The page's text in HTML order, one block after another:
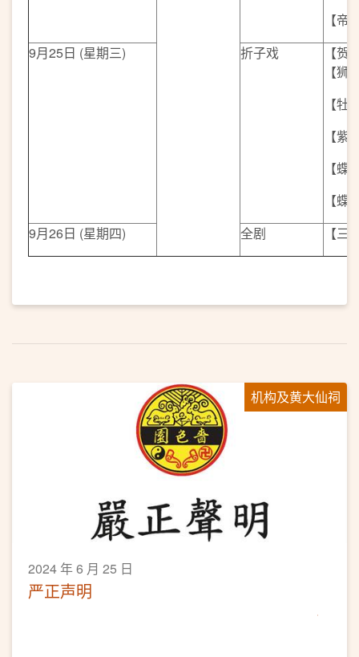
【帝
9月25日 (星期三)
折子戏
【贺
【狮
【牡
【紫
【
【
9月26日 (星期四)
全剧 【三
机构及黄大仙祠
2024 年 6 月 25 日
严正声明